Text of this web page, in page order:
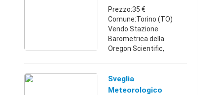
poter controlla ...
Scientific
Prezzo:35 €
Comune:Torino (TO)
Vendo Stazione
Barometrica della
Oregon Scientific,
segni di uso e/o graffi di
sorta, nella sua
Sveglia
Meteorologico